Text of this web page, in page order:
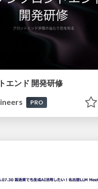
エンド 開発研修
PRO